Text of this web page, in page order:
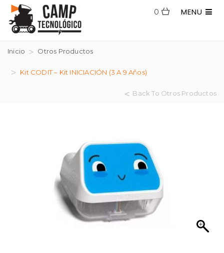
MENU
0
Inicio Otros Productos
Kit CODIT – Kit INICIACIÓN (3 A 9 Años)
Back To Otros Productos